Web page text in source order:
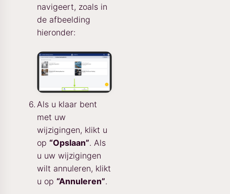
navigeert, zoals in
de afbeelding
hieronder:
Als u klaar bent
met uw
wijzigingen, klikt u
op “Opslaan”. Als
u uw wijzigingen
wilt annuleren, klikt
u op “Annuleren”.